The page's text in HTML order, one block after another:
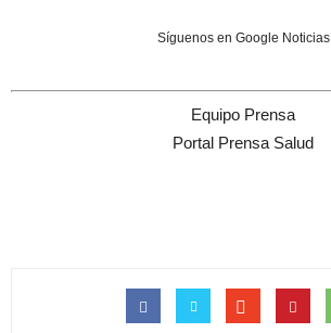
Síguenos en Google Noticias
Equipo Prensa
Portal Prensa Salud